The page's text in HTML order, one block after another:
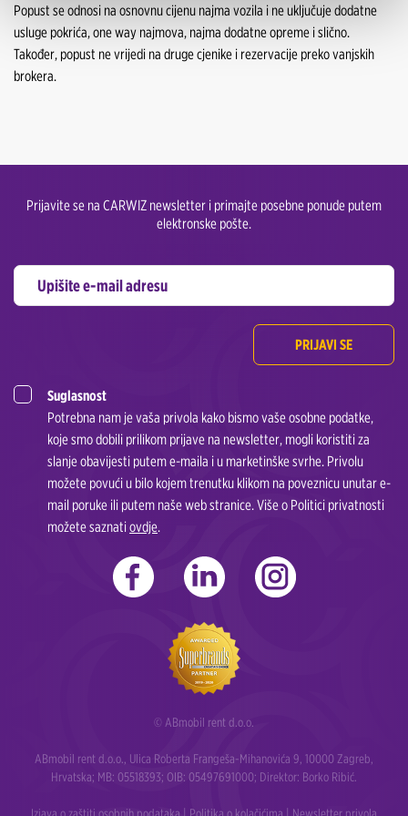
Popust se odnosi na osnovnu cijenu najma vozila i ne uključuje dodatne
usluge pokrića, one way najmova, najma dodatne opreme i slično.
Također, popust ne vrijedi na druge cjenike i rezervacije preko vanjskih
brokera.
Prijavite se na CARWIZ newsletter i primajte posebne ponude putem
elektronske pošte.
PRIJAVI SE
Suglasnost
Potrebna nam je vaša privola kako bismo vaše osobne podatke,
koje smo dobili prilikom prijave na newsletter, mogli koristiti za
slanje obavijesti putem e-maila i u marketinške svrhe. Privolu
možete povući u bilo kojem trenutku klikom na poveznicu unutar e-
mail poruke ili putem naše web stranice. Više o Politici privatnosti
možete saznatiovdje.
© ABmobil rent d.o.o.
ABmobil rent d.o.o., Ulica Roberta Frangeša-Mihanovića 9, 10000 Zagreb,
Hrvatska; MB: 05518393; OIB: 05497691000; Direktor: Borko Ribić.